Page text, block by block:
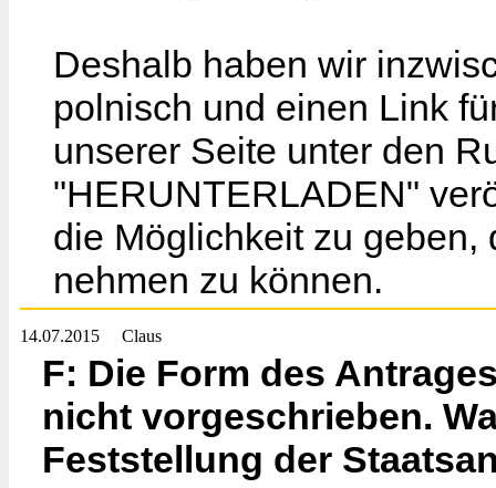
Deshalb haben wir
polnisch und einen Link
unserer Seite unter den
"HERUNTERLADEN"
die Möglichkeit zu
nehmen zu können.
14.07.2015 Claus
F: Die Form des
nicht vorgeschrieben.
Feststellung der